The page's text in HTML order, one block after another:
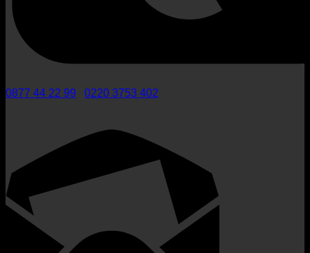
0877 44 22 99 0220 3753 402